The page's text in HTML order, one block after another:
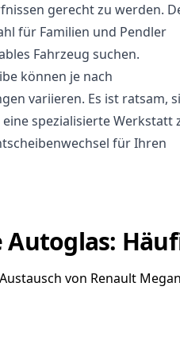
gerecht zu werden.
für Familien und Pendler
Fahrzeug suchen.
können je nach
variieren. Es ist ratsam,
spezialisierte Werkstatt
für Ihren
Autoglas:
von Renault